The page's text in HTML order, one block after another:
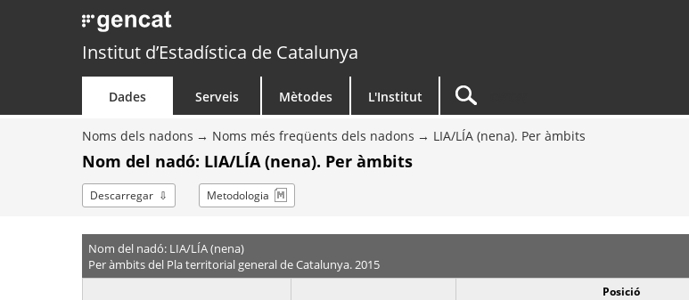
Institut d’Estadística de Catalunya
Dades Serveis Mètodes L'Institut
Noms dels nadons Noms més freqüents dels nadons LIA/LÍA (nena). Per àmbits
Nom del nadó: LIA/LÍA (nena). Per àmbits
Descarregar Metodologia
Nom del nadó: LIA/LÍA (nena)
Per àmbits del Pla territorial general de Catalunya. 2015
Posició